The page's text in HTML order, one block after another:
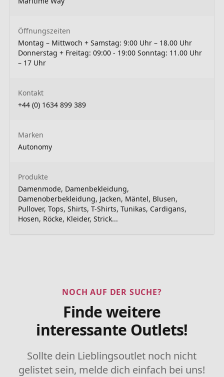
Öffnungszeiten
Montag – Mittwoch + Samstag: 9:00 Uhr – 18.00 Uhr
Donnerstag + Freitag: 09:00 - 19:00 Sonntag: 11.00 Uhr
– 17 Uhr
Kontakt
+44 (0) 1634 899 389
Marken
Autonomy
Produkte
Damenmode, Damenbekleidung,
Damenoberbekleidung, Jacken, Mäntel, Blusen,
Pullover, Tops, Shirts, T-Shirts, Tunikas, Cardigans,
Hosen, Röcke, Kleider, Strick...
NOCH AUF DER SUCHE?
Finde weitere
interessante Outlets!
Sollte dein Lieblingsoutlet noch nicht
gelistet sein, melde dich einfach bei uns!